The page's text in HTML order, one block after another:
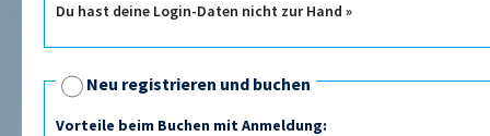
Du hast deine Login-Daten nicht zur Hand »
Neu registrieren und buchen
Vorteile beim Buchen mit Anmeldung: